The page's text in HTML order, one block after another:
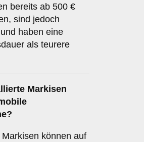
bereits ab 500 €
sind jedoch
haben eine
als teurere
Markisen
können auf